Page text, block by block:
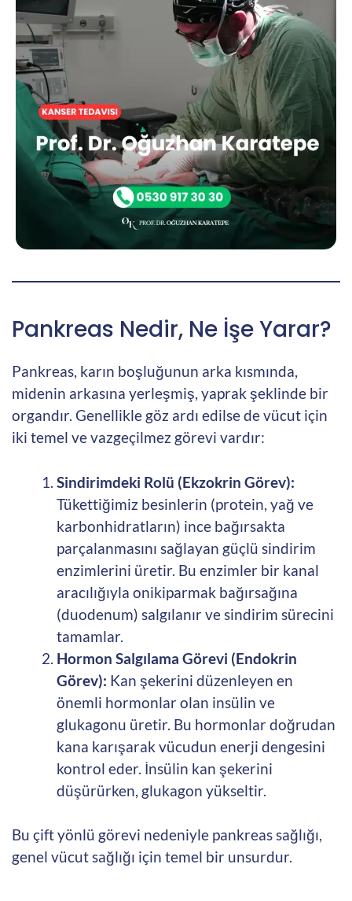
Pankreas Nedir, Ne İşe Yarar?
Pankreas, karın boşluğunun arka kısmında,
midenin arkasına yerleşmiş, yaprak şeklinde bir
organdır. Genellikle göz ardı edilse de vücut için
iki temel ve vazgeçilmez görevi vardır:
Sindirimdeki Rolü (Ekzokrin Görev):
Tükettiğimiz besinlerin (protein, yağ ve
karbonhidratların) ince bağırsakta
parçalanmasını sağlayan güçlü sindirim
enzimlerini üretir. Bu enzimler bir kanal
aracılığıyla onikiparmak bağırsağına
(duodenum) salgılanır ve sindirim sürecini
tamamlar.
Hormon Salgılama Görevi (Endokrin
Görev): Kan şekerini düzenleyen en
önemli hormonlar olan insülin ve
glukagonu üretir. Bu hormonlar doğrudan
kana karışarak vücudun enerji dengesini
kontrol eder. İnsülin kan şekerini
düşürürken, glukagon yükseltir.
Bu çift yönlü görevi nedeniyle pankreas sağlığı,
genel vücut sağlığı için temel bir unsurdur.